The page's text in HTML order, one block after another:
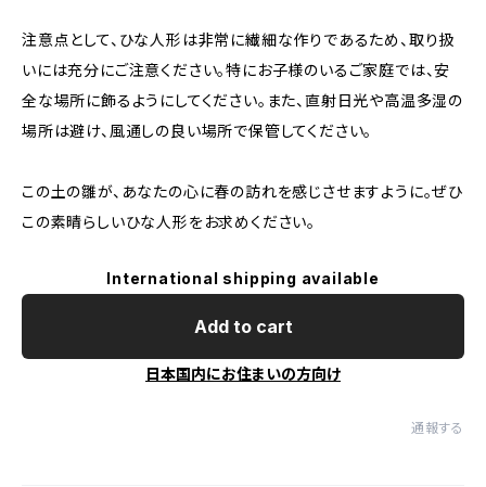
注意点として、ひな人形は非常に繊細な作りであるため、取り扱
いには充分にご注意ください。特にお子様のいるご家庭では、安
全な場所に飾るようにしてください。また、直射日光や高温多湿の
場所は避け、風通しの良い場所で保管してください。
この土の雛が、あなたの心に春の訪れを感じさせますように。ぜひ
この素晴らしいひな人形をお求めください。
International shipping available
Add to cart
日本国内にお住まいの方向け
通報する